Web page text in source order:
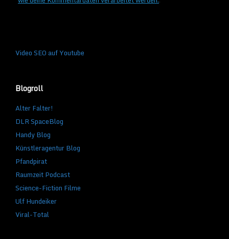
Video SEO auf Youtube
Blogroll
Alter Falter!
DLR SpaceBlog
Handy Blog
Künstleragentur Blog
Pfandpirat
Raumzeit Podcast
Science-Fiction Filme
Ulf Hundeiker
Viral-Total